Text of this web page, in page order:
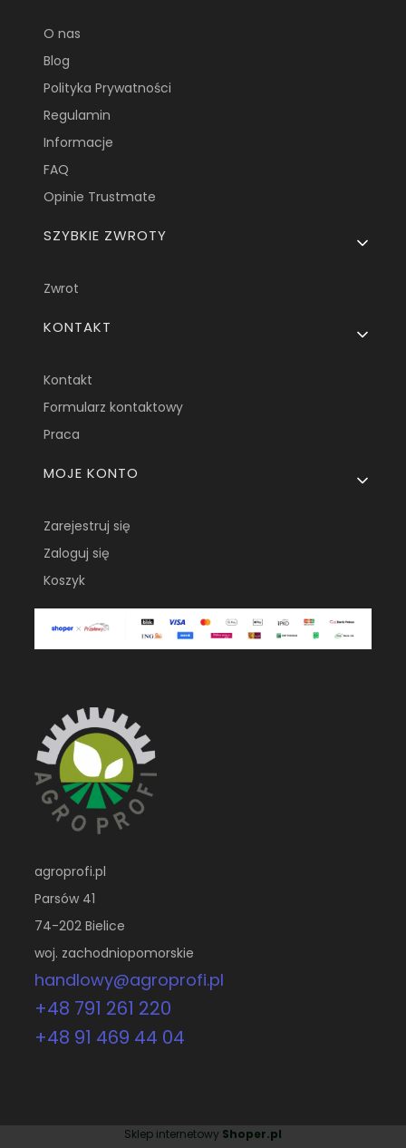
O nas
Blog
Polityka Prywatności
Regulamin
Informacje
FAQ
Opinie Trustmate
SZYBKIE ZWROTY
Zwrot
KONTAKT
Kontakt
Formularz kontaktowy
Praca
MOJE KONTO
Zarejestruj się
Zaloguj się
Koszyk
agroprofi.pl
Parsów 41
74-202 Bielice
woj. zachodniopomorskie
handlowy@agroprofi.pl
+48 791 261 220
+48 91 469 44 04
Sklep internetowy Shoper.pl